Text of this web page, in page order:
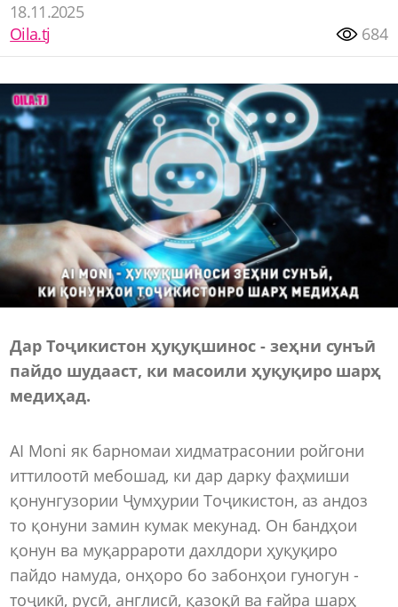
18.11.2025
Oila.tj
684
Дар Тоҷикистон ҳуқуқшинос - зеҳни сунъӣ
пайдо шудааст, ки масоили ҳуқуқиро шарҳ
медиҳад.
AI Moni як барномаи хидматрасонии ройгони
иттилоотӣ мебошад, ки дар дарку фаҳмиши
қонунгузории Ҷумҳурии Тоҷикистон, аз андоз
то қонуни замин кумак мекунад. Он бандҳои
қонун ва муқаррароти дахлдори ҳуқуқиро
пайдо намуда, онҳоро бо забонҳои гуногун -
тоҷикӣ, русӣ, англисӣ, қазоқӣ ва ғайра шарҳ